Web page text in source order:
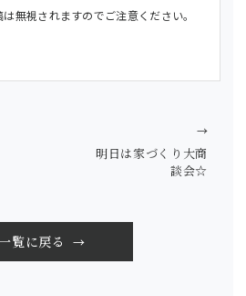
無視されますのでご注意ください。
覧に戻る
明日は家づくり大商
談会☆
→